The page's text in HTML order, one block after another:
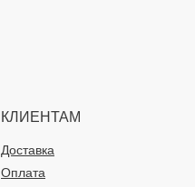
КЛИЕНТАМ
Доставка
Оплата